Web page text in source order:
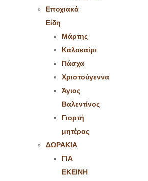
Εποχιακά
Είδη
Μάρτης
Καλοκαίρι
Πάσχα
Χριστούγεννα
Άγιος
Βαλεντίνος
Γιορτή
μητέρας
ΔΩΡΑΚΙΑ
ΓΙΑ
ΕΚΕΙΝΗ